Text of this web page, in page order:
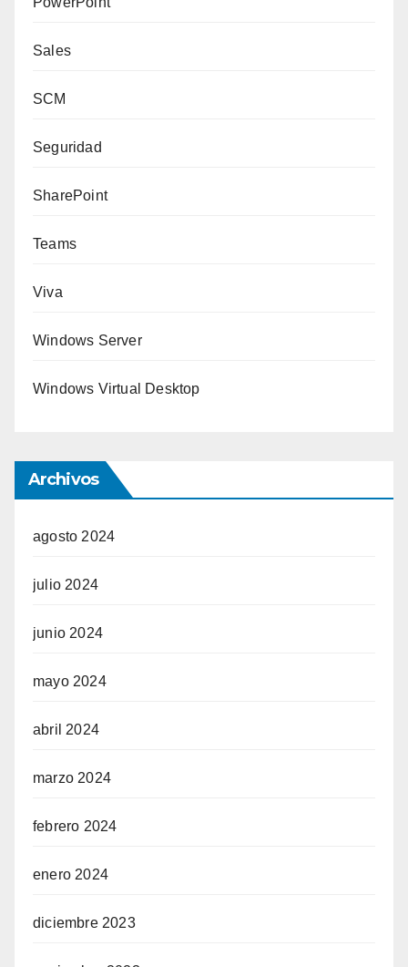
Sales
SCM
Seguridad
SharePoint
Teams
Viva
Windows Server
Windows Virtual Desktop
Archivos
agosto 2024
julio 2024
junio 2024
mayo 2024
abril 2024
marzo 2024
febrero 2024
enero 2024
diciembre 2023